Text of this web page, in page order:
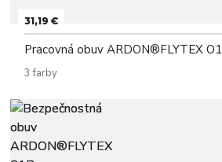
31,19 €
Pracovná obuv ARDON®FLYTEX O1
3 farby